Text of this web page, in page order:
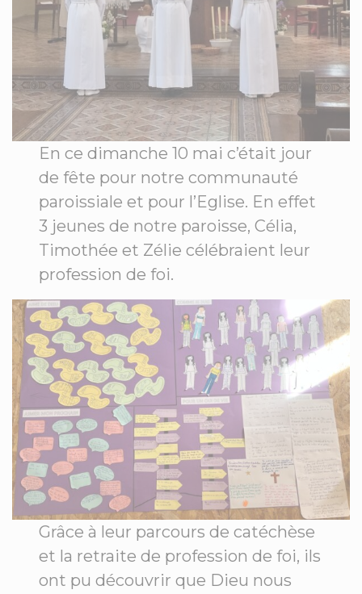
En ce dimanche 10 mai c’était jour
de fête pour notre communauté
paroissiale et pour l’Eglise. En effet
3 jeunes de notre paroisse, Célia,
Timothée et Zélie célébraient leur
profession de foi.
Grâce à leur parcours de catéchèse
et la retraite de profession de foi, ils
ont pu découvrir que Dieu nous